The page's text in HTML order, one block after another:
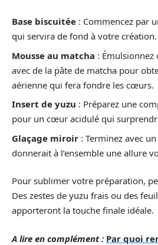
Base biscuitée : Commencez par
qui servira de fond à votre création.
Mousse au matcha : Émulsionnez
avec de la pâte de matcha pour
aérienne qui fera fondre les cœurs.
Insert de yuzu : Préparez une
pour un cœur acidulé qui
Glaçage miroir : Terminez avec
donnerait à l’ensemble une allure
Pour sublimer votre préparation,
Des zestes de yuzu frais ou des
apporteront la touche finale idéale.
A lire en complément : Par quoi